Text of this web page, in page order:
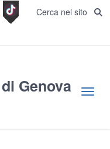
Cerca nel sito
Genova